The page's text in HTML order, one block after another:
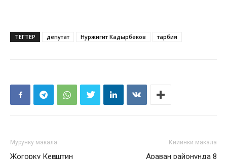
ТЕГТЕР депутат Нуржигит Кадырбеков тарбия
Мурунку макала
Жогорку Кеңештин
Кийинки макала
Араван районунда 8